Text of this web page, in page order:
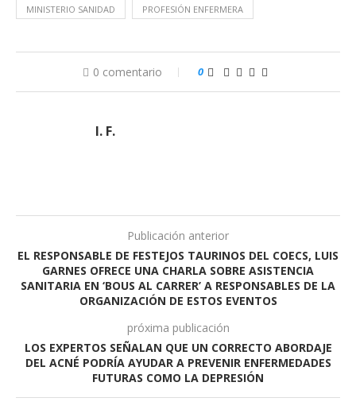
MINISTERIO SANIDAD PROFESIÓN ENFERMERA
0 comentario 0
I. F.
Publicación anterior
EL RESPONSABLE DE FESTEJOS TAURINOS DEL COECS, LUIS
GARNES OFRECE UNA CHARLA SOBRE ASISTENCIA
SANITARIA EN ‘BOUS AL CARRER’ A RESPONSABLES DE LA
ORGANIZACIÓN DE ESTOS EVENTOS
próxima publicación
LOS EXPERTOS SEÑALAN QUE UN CORRECTO ABORDAJE
DEL ACNÉ PODRÍA AYUDAR A PREVENIR ENFERMEDADES
FUTURAS COMO LA DEPRESIÓN